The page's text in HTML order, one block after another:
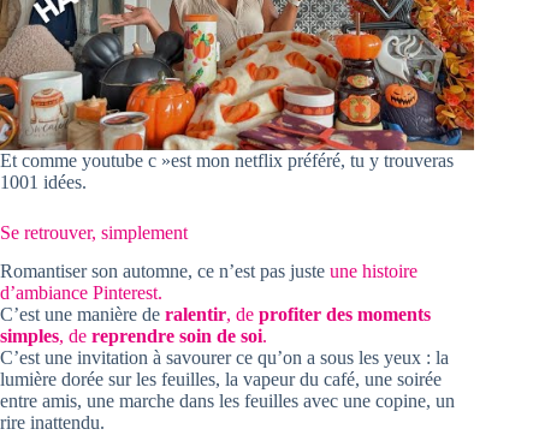
Et comme youtube c »est mon netflix préféré, tu y trouveras
1001 idées.
Se retrouver, simplement
Romantiser son automne, ce n’est pas juste une histoire
d’ambiance Pinterest.
C’est une manière de ralentir, de profiter des moments
simples, de reprendre soin de soi.
C’est une invitation à savourer ce qu’on a sous les yeux : la
lumière dorée sur les feuilles, la vapeur du café, une soirée
entre amis, une marche dans les feuilles avec une copine, un
rire inattendu.